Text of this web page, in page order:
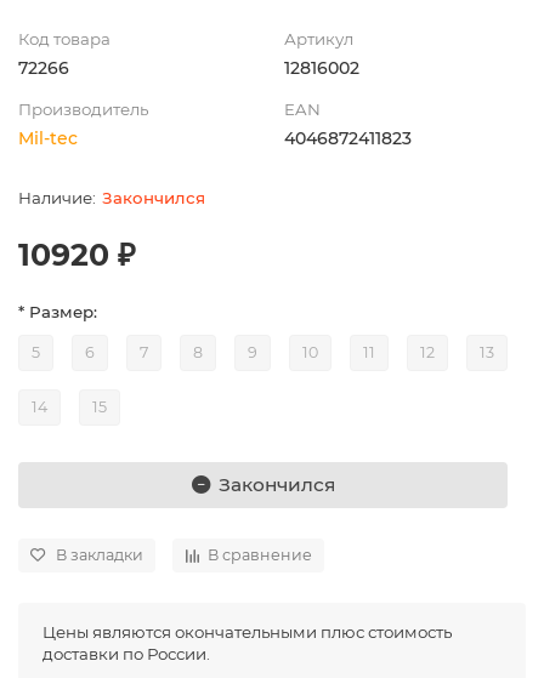
Код товара
72266
Артикул
12816002
Производитель
Mil-tec
EAN
4046872411823
Закончился
10920 ₽
* Размер:
5 6 7 8 9 10 11 12 13
14 15
Закончился
В закладки В сравнение
Цены являются окончательными плюс стоимость
доставки по России.